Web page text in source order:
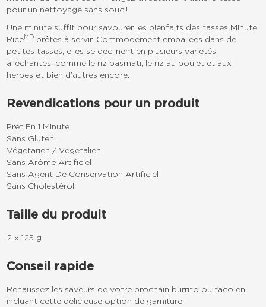
pour un nettoyage sans souci!
Une minute suffit pour savourer les bienfaits des tasses Minute
RiceMD prêtes à servir. Commodément emballées dans de
petites tasses, elles se déclinent en plusieurs variétés
alléchantes, comme le riz basmati, le riz au poulet et aux
herbes et bien d’autres encore.
Revendications pour un produit
Prêt En 1 Minute
Sans Gluten
Végetarien / Végétalien
Sans Arôme Artificiel
Sans Agent De Conservation Artificiel
Sans Cholestérol
Taille du produit
2 x 125 g
Conseil rapide
Rehaussez les saveurs de votre prochain burrito ou taco en
incluant cette délicieuse option de garniture.